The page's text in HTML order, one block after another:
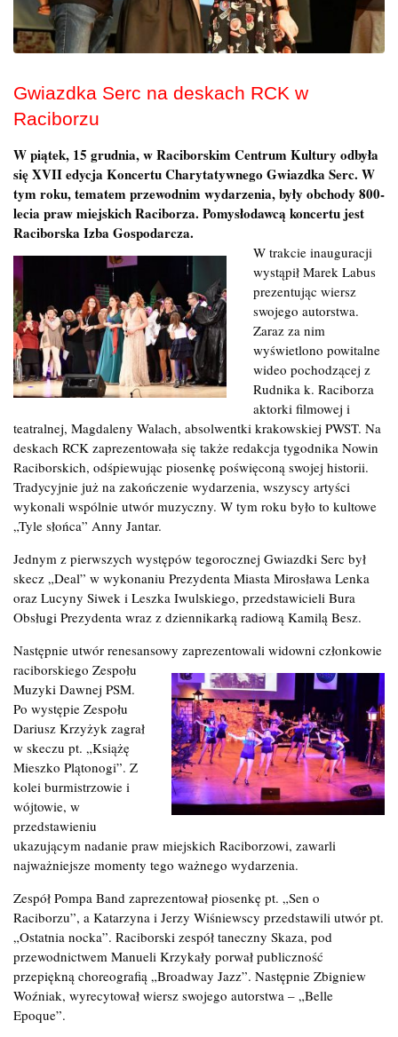
Gwiazdka Serc na deskach RCK w
Raciborzu
W piątek, 15 grudnia, w Raciborskim Centrum Kultury odbyła
się XVII edycja Koncertu Charytatywnego Gwiazdka Serc. W
tym roku, tematem przewodnim wydarzenia, były obchody 800-
lecia praw miejskich Raciborza. Pomysłodawcą koncertu jest
Raciborska Izba Gospodarcza.
W trakcie inauguracji
wystąpił Marek Labus
prezentując wiersz
swojego autorstwa.
Zaraz za nim
wyświetlono powitalne
wideo pochodzącej z
Rudnika k. Raciborza
aktorki filmowej i
teatralnej, Magdaleny Walach, absolwentki krakowskiej PWST. Na
deskach RCK zaprezentowała się także redakcja tygodnika Nowin
Raciborskich, odśpiewując piosenkę poświęconą swojej historii.
Tradycyjnie już na zakończenie wydarzenia, wszyscy artyści
wykonali wspólnie utwór muzyczny. W tym roku było to kultowe
„Tyle słońca” Anny Jantar.
Jednym z pierwszych występów tegorocznej Gwiazdki Serc był
skecz „Deal” w wykonaniu Prezydenta Miasta Mirosława Lenka
oraz Lucyny Siwek i Leszka Iwulskiego, przedstawicieli Bura
Obsługi Prezydenta wraz z dziennikarką radiową Kamilą Besz.
Następnie utwór renesansowy zaprezentowali widowni członkowie
raciborskiego Zespołu
Muzyki Dawnej PSM.
Po występie Zespołu
Dariusz Krzyżyk zagrał
w skeczu pt. „Książę
Mieszko Plątonogi”. Z
kolei burmistrzowie i
wójtowie, w
przedstawieniu
ukazującym nadanie praw miejskich Raciborzowi, zawarli
najważniejsze momenty tego ważnego wydarzenia.
Zespół Pompa Band zaprezentował piosenkę pt. „Sen o
Raciborzu”, a Katarzyna i Jerzy Wiśniewscy przedstawili utwór pt.
„Ostatnia nocka”. Raciborski zespół taneczny Skaza, pod
przewodnictwem Manueli Krzykały porwał publiczność
przepiękną choreografią „Broadway Jazz”. Następnie Zbigniew
Woźniak, wyrecytował wiersz swojego autorstwa – „Belle
Epoque”.